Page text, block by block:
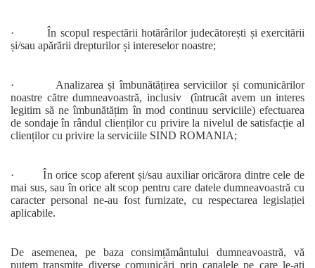
· În scopul respectării hotărârilor judecătorești și exercitării
și/sau apărării drepturilor și intereselor noastre;
· Analizarea și îmbunătățirea serviciilor și comunicărilor
noastre către dumneavoastră, inclusiv (întrucât avem un interes
legitim să ne îmbunătățim în mod continuu serviciile) efectuarea
de sondaje în rândul clienților cu privire la nivelul de satisfacție al
clienților cu privire la serviciile SIND ROMANIA;
· În orice scop aferent și/sau auxiliar oricărora dintre cele de
mai sus, sau în orice alt scop pentru care datele dumneavoastră cu
caracter personal ne-au fost furnizate, cu respectarea legislației
aplicabile.
De asemenea, pe baza consimțământului dumneavoastră, vă
putem transmite diverse comunicări prin canalele pe care le-ați